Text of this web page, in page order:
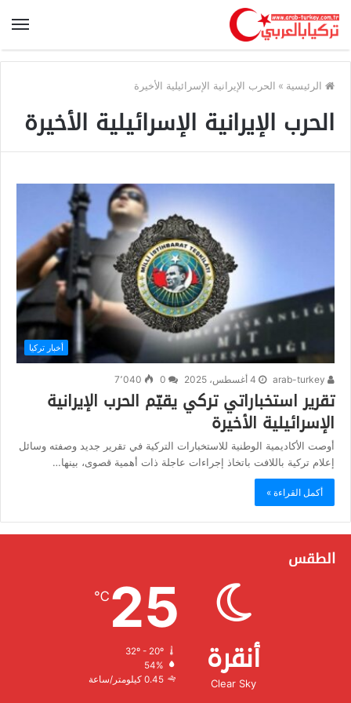
الرئيسية » الحرب الإيرانية الإسرائيلية الأخيرة
الحرب الإيرانية الإسرائيلية الأخيرة
أخبار تركيا
4 أغسطس، 2025 7٬040
تقرير استخباراتي تركي يقيّم الحرب الإيرانية
الإسرائيلية الأخيرة
أوصت الأكاديمية الوطنية للاستخبارات التركية في تقرير جديد وصفته وسائل
إعلام تركية باللافت باتخاذ إجراءات عاجلة ذات أهمية قصوى، بينها…
أكمل القراءة »
الطقس
أنقرة
Clear Sky
25
℃
32º - 20º
الرطوبة:
الرياح:0.45 كيلومتر/ساعة